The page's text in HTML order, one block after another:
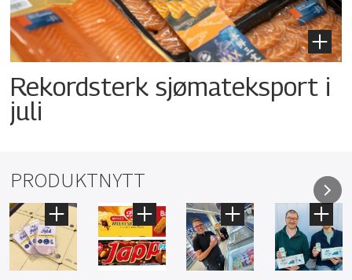
Rekordsterk sjømateksport i
juli
PRODUKTNYTT